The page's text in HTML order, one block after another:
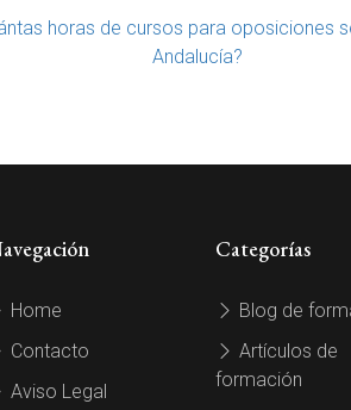
horas de cursos para oposiciones
Andalucía?
Home
Contacto
Aviso Legal
Categorías
Blog de
Artículos de
formación